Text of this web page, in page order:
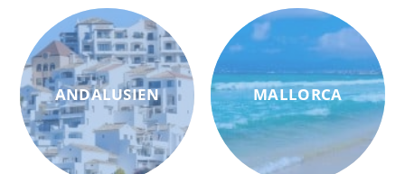
ANDALUSIEN MALLORCA